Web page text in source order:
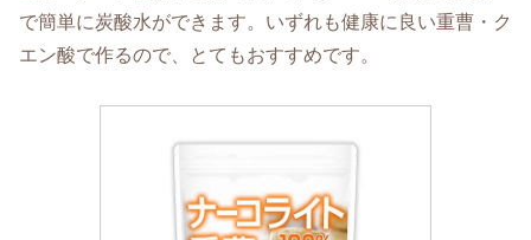
で簡単に炭酸水ができます。いずれも健康に良い重曹・ク
エン酸で作るので、とてもおすすめです。